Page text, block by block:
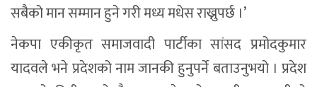
सबैको मान सम्मान हुने गरी मध्य मधेस राख्नुपर्छ ।’
नेकपा एकीकृत समाजवादी पार्टीका सांसद प्रमोदकुमार
यादवले भने प्रदेशको नाम जानकी हुनुपर्ने बताउनुभयो । प्रदेश